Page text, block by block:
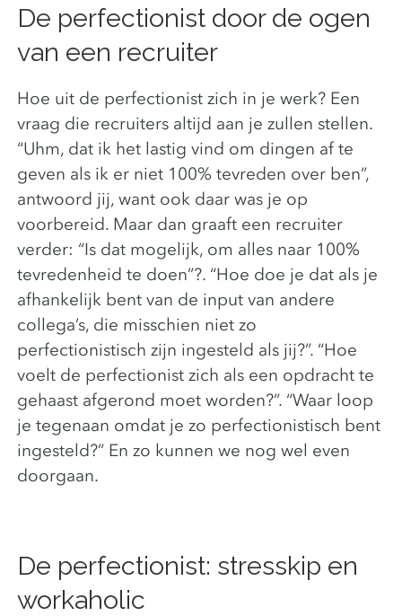
De perfectionist door de ogen
van een recruiter
Hoe uit de perfectionist zich in je werk? Een
vraag die recruiters altijd aan je zullen stellen.
“Uhm, dat ik het lastig vind om dingen af te
geven als ik er niet 100% tevreden over ben”,
antwoord jij, want ook daar was je op
voorbereid. Maar dan graaft een recruiter
verder: “Is dat mogelijk, om alles naar 100%
tevredenheid te doen”?. “Hoe doe je dat als je
afhankelijk bent van de input van andere
collega’s, die misschien niet zo
perfectionistisch zijn ingesteld als jij?”. “Hoe
voelt de perfectionist zich als een opdracht te
gehaast afgerond moet worden?”. “Waar loop
je tegenaan omdat je zo perfectionistisch bent
ingesteld?” En zo kunnen we nog wel even
doorgaan.
De perfectionist: stresskip en
workaholic